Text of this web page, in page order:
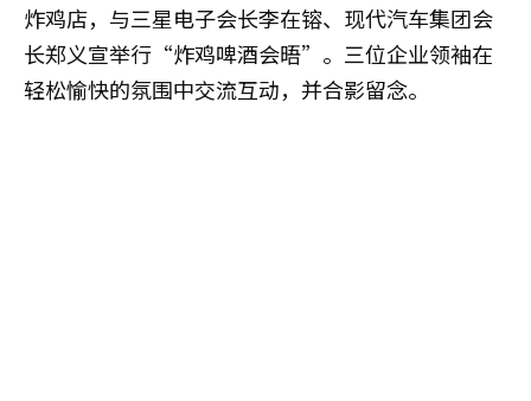
炸鸡店，与三星电子会长李在镕、现代汽车集团会
长郑义宣举行“炸鸡啤酒会晤”。三位企业领袖在
轻松愉快的氛围中交流互动，并合影留念。